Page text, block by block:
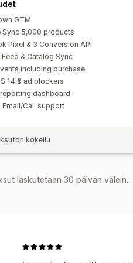
GTM
Sync 5,000 products
Pixel & 3 Conversion API
& Catalog Sync
including purchase
14 & ad blockers
dashboard
Call support
kokeilu
laskutetaan 30 päivän välein.